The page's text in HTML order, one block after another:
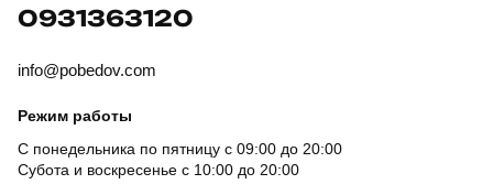
0931363120
info@pobedov.com
Режим работы
С понедельника по пятницу с 09:00 до 20:00
Субота и воскресенье с 10:00 до 20:00